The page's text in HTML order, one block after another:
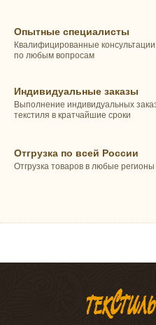
Опытные специалисты
Квалифицированные
по любым вопросам
Индивидуальные заказы
Выполнение индивидуальных
текстиля в кратчайшие сроки
Отгрузка по всей России
Отгрузка товаров в любые регионы